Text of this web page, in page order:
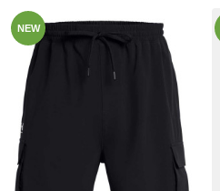
NEW